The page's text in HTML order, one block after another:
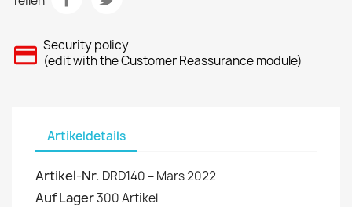
Security policy
(edit with the Customer Reassurance module)
Artikeldetails
Artikel-Nr. DRD140 – Mars 2022
Auf Lager300 Artikel